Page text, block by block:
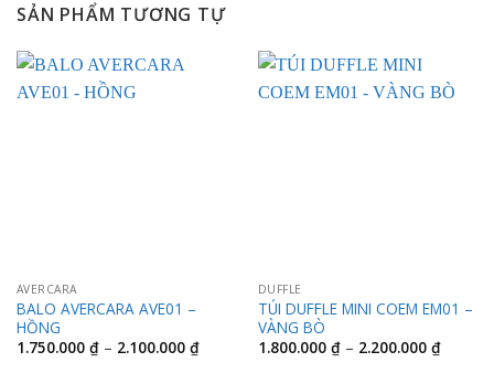
SẢN PHẨM TƯƠNG TỰ
AVERCARA
BALO AVERCARA AVE01 –
HỒNG
1.750.000 ₫ – 2.100.000 ₫Khoảng
giá:
DUFFLE
TÚI DUFFLE MINI COEM EM01 –
VÀNG BÒ
1.800.000 ₫ – 2.200.000 ₫Khoảng
giá: